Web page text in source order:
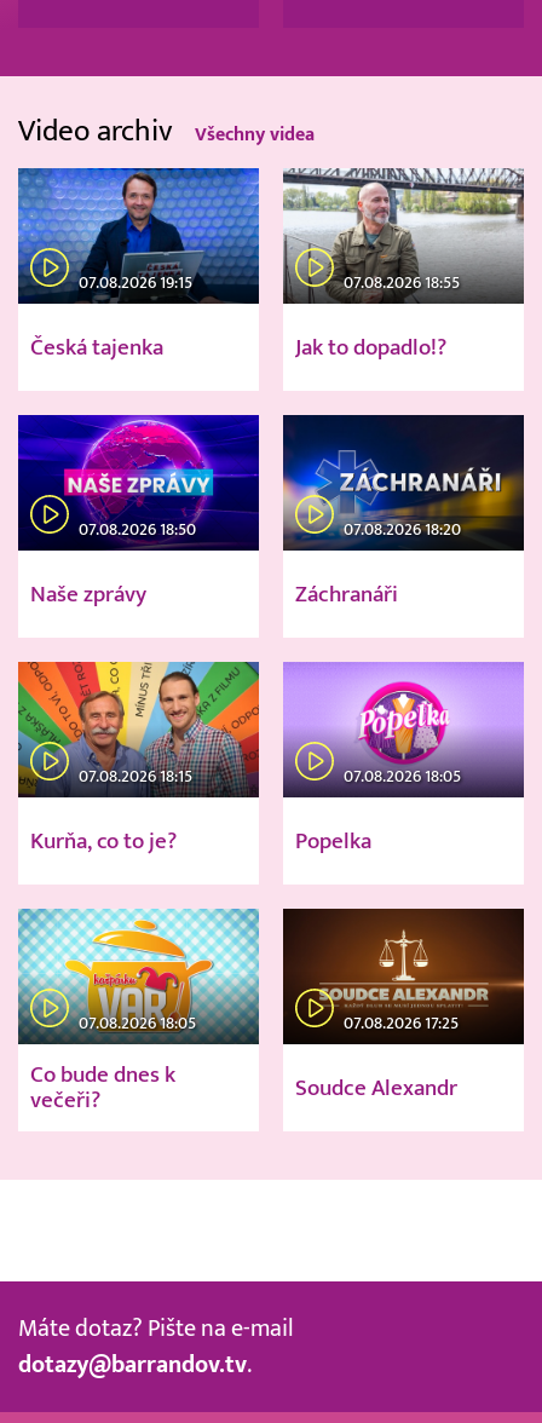
Video archiv Všechny videa
07.08.2026 19:15
Česká tajenka
07.08.2026 18:55
Jak to dopadlo!?
07.08.2026 18:50
Naše zprávy
07.08.2026 18:20
Záchranáři
07.08.2026 18:15
Kurňa, co to je?
07.08.2026 18:05
Popelka
07.08.2026 18:05
Co bude dnes k
večeři?
07.08.2026 17:25
Soudce Alexandr
Máte dotaz? Pište na e-mail
dotazy@barrandov.tv.